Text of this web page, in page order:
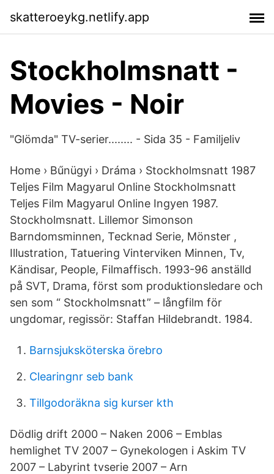
skatteroeykg.netlify.app
Stockholmsnatt -
Movies - Noir
"Glömda" TV-serier........ - Sida 35 - Familjeliv
Home › Bűnügyi › Dráma › Stockholmsnatt 1987
Teljes Film Magyarul Online Stockholmsnatt
Teljes Film Magyarul Online Ingyen 1987.
Stockholmsnatt. Lillemor Simonson
Barndomsminnen, Tecknad Serie, Mönster ,
Illustration, Tatuering Vinterviken Minnen, Tv,
Kändisar, People, Filmaffisch. 1993-96 anställd
på SVT, Drama, först som produktionsledare och
sen som “ Stockholmsnatt” – långfilm för
ungdomar, regissör: Staffan Hildebrandt. 1984.
Barnsjuksköterska örebro
Clearingnr seb bank
Tillgodoräkna sig kurser kth
Dödlig drift 2000 – Naken 2006 – Emblas
hemlighet TV 2007 – Gynekologen i Askim TV
2007 – Labyrint tvserie 2007 – Arn